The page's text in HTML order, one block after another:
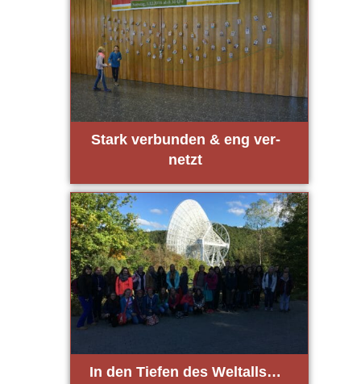
Stark ver­bun­den & eng ver­
netzt
In den Tie­fen des Welt­alls…